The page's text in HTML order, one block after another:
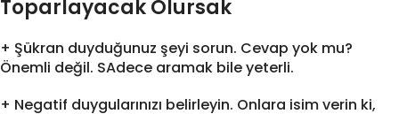
Toparlayacak Olursak
+ Şükran duyduğunuz şeyi sorun. Cevap yok mu?
Önemli değil. SAdece aramak bile yeterli.
+ Negatif duygularınızı belirleyin. Onlara isim verin ki,